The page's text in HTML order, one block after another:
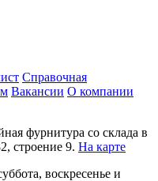
Справочная
Вакансии О компании
фурнитура со склада в
строение 9. На карте
воскресенье и